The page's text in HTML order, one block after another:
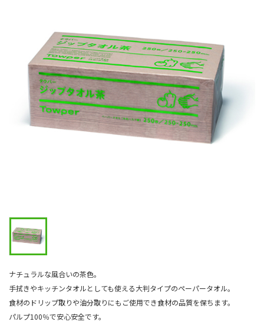
ナチュラルな風合いの茶色。
手拭きやキッチンタオルとしても使える大判タイプのペーパータオル。
食材のドリップ取りや油分取りにもご使用でき食材の品質を保ちます。
パルプ100％で安心安全です。